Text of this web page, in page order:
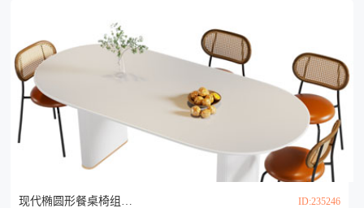
现代椭圆形餐桌椅组合3d模型 ID:235246